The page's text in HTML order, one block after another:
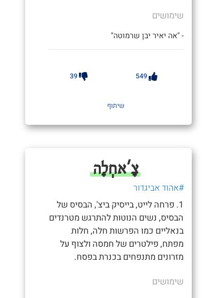
שימושים
- "אה יאיר יבן שרמוטה"
549
39
שיתוף
צָ'אחְלָה
#אהוד אביגדור
1. פרחה לייט, בייסיק ביצ', הבסיס של
הבסיס, נשים הנוטות להתרגש מטרנדים
בנאליים כמו הפרשות חלה, חלות
מפתח, פילטרים של חמסה ולצוף על
מזרונים מתנפחים בכנרת בפסח.
שימושים